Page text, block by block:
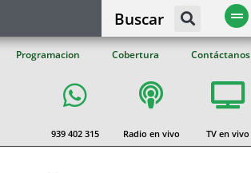
Buscar
Programacion Cobertura Contáctanos
939 402 315 Radio en vivo TV en vivo